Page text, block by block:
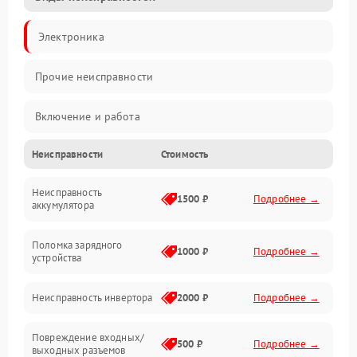
Электроника
Прочие неисправности
Включение и работа
Работа с нагрузкой
Звук и индикация
Неисправности Стоимость
Неисправность
аккумулятора
1500 ₽ Подробнее →
Поломка зарядного
устройства
1000 ₽ Подробнее →
Неисправность инвертора 2000 ₽ Подробнее →
Повреждение входных/
выходных разъемов
500 ₽ Подробнее →